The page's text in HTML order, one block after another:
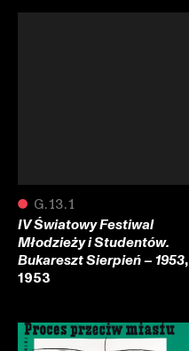
● G.13.1
IV Światowy Festiwal
Młodzieży i Studentów.
Bukareszt Sierpień – 1953,
1953